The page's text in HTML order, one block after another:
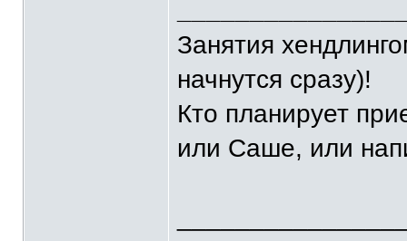
Занятия
начнутся сразу)!
Кто планирует
или Саше, или